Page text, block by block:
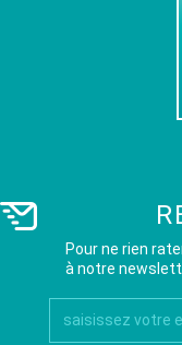
Pour ne rien
à notre